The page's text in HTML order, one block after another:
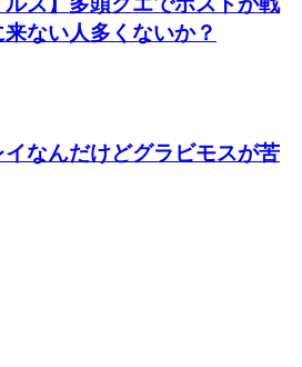
ない人多くないか？
なんだけどグラビモスが苦